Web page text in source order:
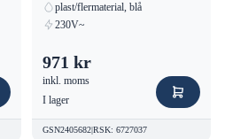
plast/flermaterial, blå
230V~
971 kr
inkl. moms
I lager
GSN2405682|RSK: 6727037